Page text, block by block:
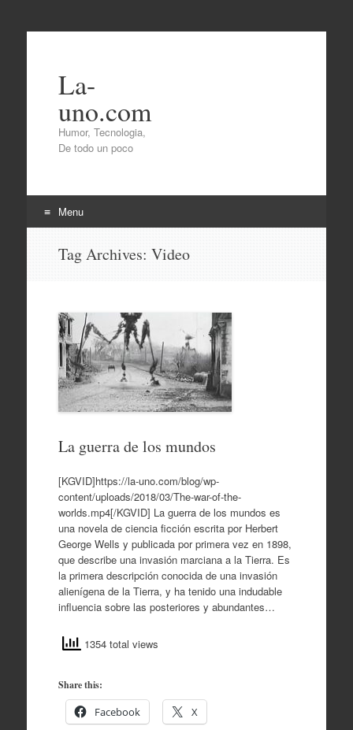
La-
uno.com
Humor, Tecnologia,
De todo un poco
Menu
Tag Archives: Video
La guerra de los mundos
[KGVID]https://la-uno.com/blog/wp-
content/uploads/2018/03/The-war-of-the-
worlds.mp4[/KGVID] La guerra de los mundos es
una novela de ciencia ficción escrita por Herbert
George Wells y publicada por primera vez en 1898,
que describe una invasión marciana a la Tierra. Es
la primera descripción conocida de una invasión
alienígena de la Tierra, y ha tenido una indudable
influencia sobre las posteriores y abundantes…
1354 total views
Share this:
Facebook X